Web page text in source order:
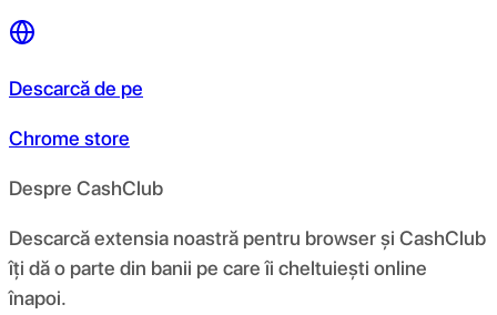
Descarcă de pe
Chrome store
Despre CashClub
Descarcă extensia noastră pentru browser și CashClub
îți dă o parte din banii pe care îi cheltuiești online
înapoi.